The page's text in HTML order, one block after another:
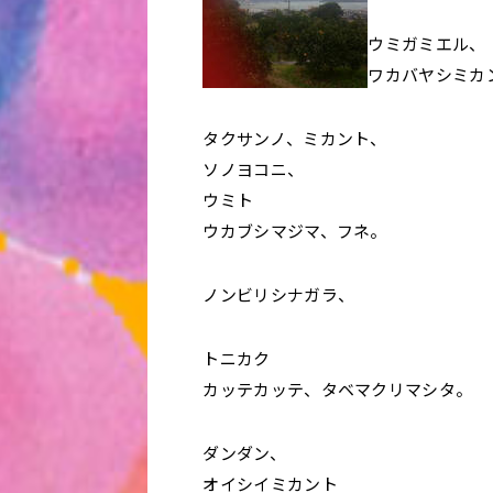
ウミガミエル、
ワカバヤシミカ
タクサンノ、ミカント、
ソノヨコニ、
ウミト
ウカブシマジマ、フネ。
ノンビリシナガラ、
トニカク
カッテカッテ、タベマクリマシタ。
ダンダン、
オイシイミカント